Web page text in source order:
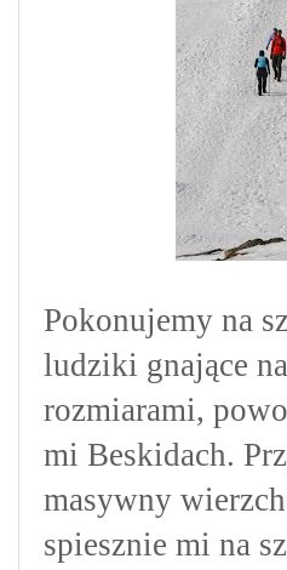
Pokonujemy na
ludziki gnające
rozmiarami,
mi Beskidach.
masywny
spiesznie mi na